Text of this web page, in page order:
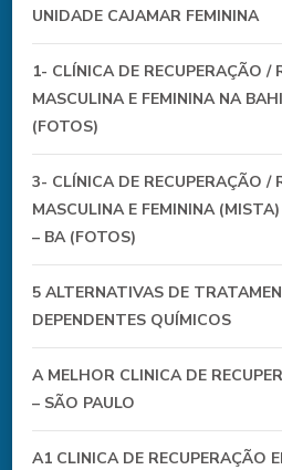
UNIDADE CAJAMAR FEMININA
1- CLÍNICA DE RECUPERAÇÃO /
MASCULINA E FEMININA NA
(FOTOS)
3- CLÍNICA DE RECUPERAÇÃO /
MASCULINA E FEMININA
– BA (FOTOS)
5 ALTERNATIVAS DE
DEPENDENTES QUÍMICOS
A MELHOR CLINICA DE
– SÃO PAULO
A1 CLINICA DE RECUPERAÇÃO